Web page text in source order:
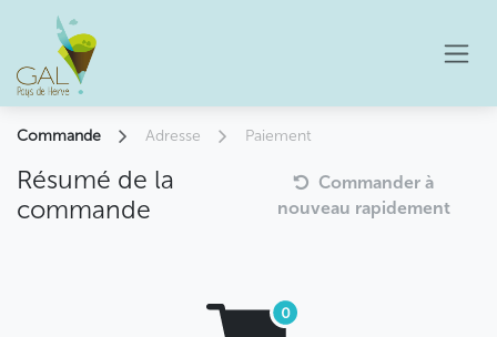
Se rendre au contenu
Commande Adresse Paiement
Résumé de la
commande
Commander à
nouveau rapidement